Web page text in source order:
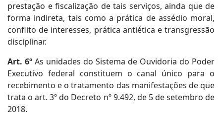
prestação e fiscalização de tais serviços, ainda que de
forma indireta, tais como a prática de assédio moral,
conflito de interesses, prática antiética e transgressão
disciplinar.
Art. 6º As unidades do Sistema de Ouvidoria do Poder
Executivo federal constituem o canal único para o
recebimento e o tratamento das manifestações de que
trata o art. 3º do Decreto nº 9.492, de 5 de setembro de
2018.